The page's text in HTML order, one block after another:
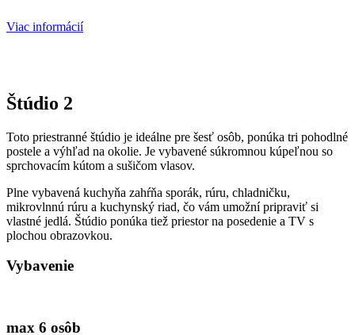
Viac informácií
Štúdio 2
Toto priestranné štúdio je ideálne pre šesť osôb, ponúka tri pohodlné
postele a výhľad na okolie. Je vybavené súkromnou kúpeľnou so
sprchovacím kútom a sušičom vlasov.
Plne vybavená kuchyňa zahŕňa sporák, rúru, chladničku,
mikrovlnnú rúru a kuchynský riad, čo vám umožní pripraviť si
vlastné jedlá. Štúdio ponúka tiež priestor na posedenie a TV s
plochou obrazovkou.
Vybavenie
max 6 osôb